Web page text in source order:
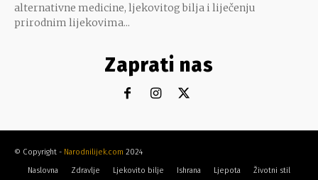
alternativne medicine, ljekovitog bilja i liječenju
prirodnim lijekovima...
Zaprati nas
© Copyright - Narodnilijek.com 2024
Naslovna
Zdravlje Ljekovito bilje Ishrana Ljepota Životni stil